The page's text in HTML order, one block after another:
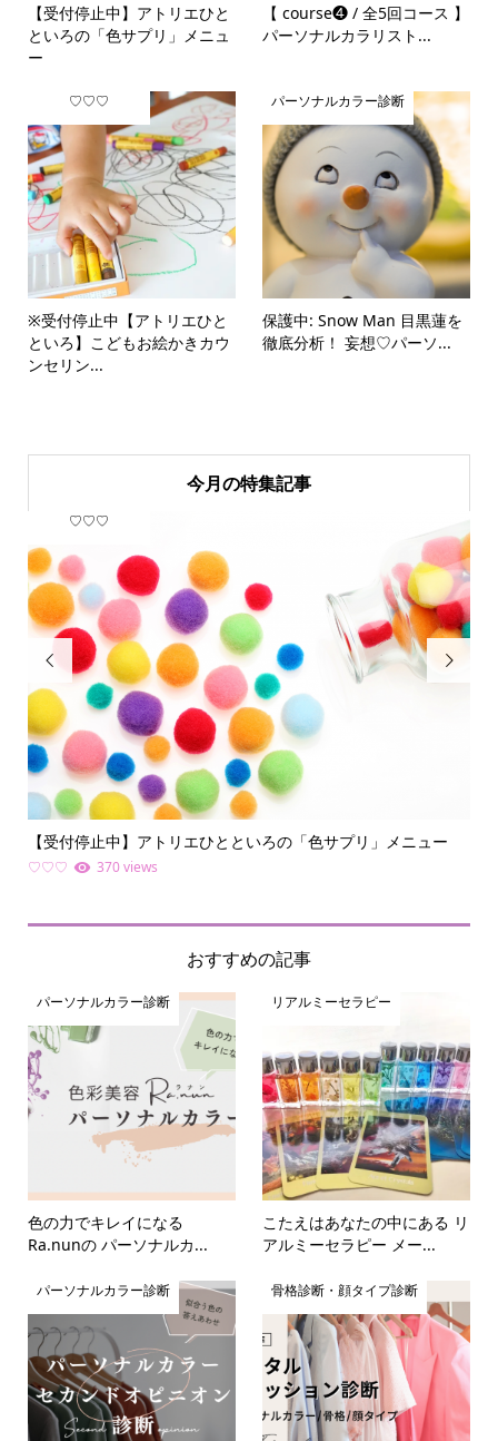
【受付停止中】アトリエひと
といろの「色サプリ」メニュ
ー
【 course❹ / 全5回コース 】
パーソナルカラリスト...
♡♡♡
※受付停止中【アトリエひと
といろ】こどもお絵かきカウ
ンセリン...
パーソナルカラー診断
保護中: Snow Man 目黒蓮を
徹底分析！ 妄想♡パーソ...
今月の特集記事

【受付停止中】アトリエひとといろの「色サプリ」メニュー
♡♡♡ 370 views
♡♡♡

おすすめの記事
パーソナルカラー診断
色の力でキレイになる
Ra.nunの パーソナルカ...
リアルミーセラピー
こたえはあなたの中にある リ
アルミーセラピー メー...
パーソナルカラー診断 骨格診断・顔タイプ診断